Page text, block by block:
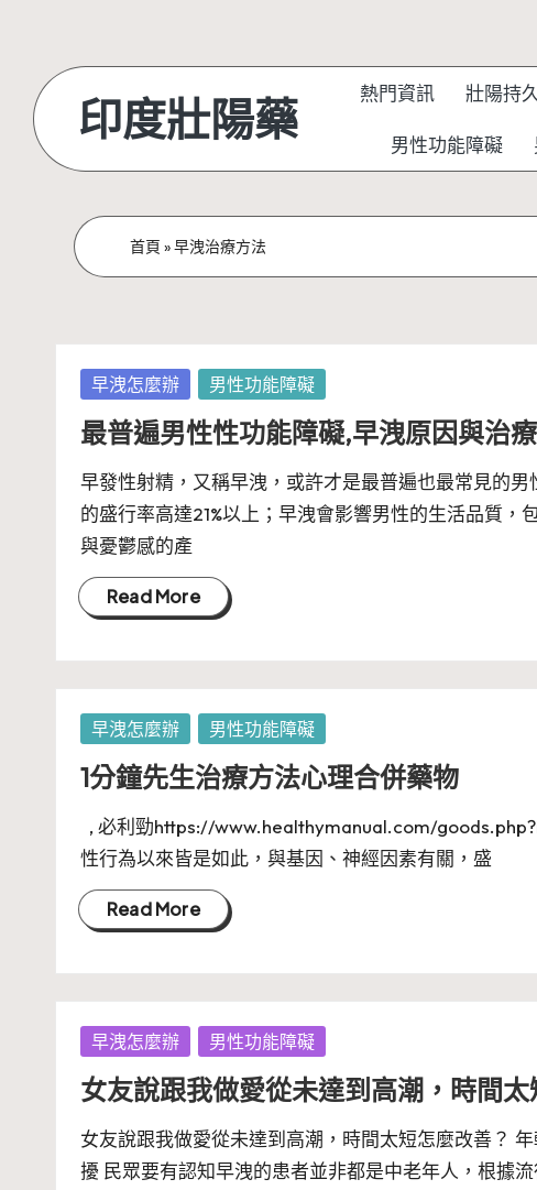
content
印度壯陽藥 熱門資訊 壯陽持
男性功能障礙
首頁 »早洩治療方法
Posted
in
早洩怎麼辦 男性功能障礙
最普遍男性性功能障礙,早洩原因與治療
早發性射精，又稱早洩，或許才是最普遍也最常見的
的盛行率高達21%以上；早洩會影響男性的生活品質
與憂鬱感的產
Read More
Posted
早洩怎麼辦 男性功能障礙
1分鐘先生治療方法心理合併藥物
, 必利勁https://www.healthymanual.com/
性行為以來皆是如此，與基因、神經因素有關，盛
Read More
Posted
in
早洩怎麼辦 男性功能障礙
女友說跟我做愛從未達到高潮，時間太
女友說跟我做愛從未達到高潮，時間太短怎麼改善？
擾 民眾要有認知早洩的患者並非都是中老年人，根據